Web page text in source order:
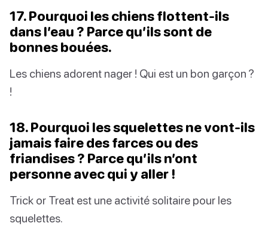
17. Pourquoi les chiens flottent-ils
dans l’eau ? Parce qu’ils sont de
bonnes bouées.
Les chiens adorent nager ! Qui est un bon garçon ?
!
18. Pourquoi les squelettes ne vont-ils
jamais faire des farces ou des
friandises ? Parce qu’ils n’ont
personne avec qui y aller !
Trick or Treat est une activité solitaire pour les
squelettes.